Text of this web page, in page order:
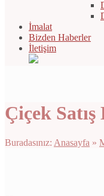
İmalat
Bizden Haberler
İletişim
Çiçek Satış
Buradasınız: Anasayfa »